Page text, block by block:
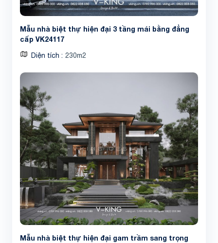
Mẫu nhà biệt thự hiện đại 3 tầng mái bằng đẳng
cấp VK24117
Diện tích 230m2
Mẫu nhà biệt thự hiện đại gam trầm sang trọng